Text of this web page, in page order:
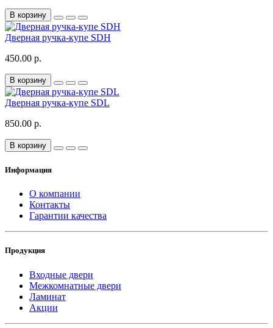
В корзину
Дверная ручка-купе SDH
450.00 р.
В корзину
Дверная ручка-купе SDL
850.00 р.
В корзину
Информация
О компании
Контакты
Гарантии качества
Продукция
Входные двери
Межкомнатные двери
Ламинат
Акции